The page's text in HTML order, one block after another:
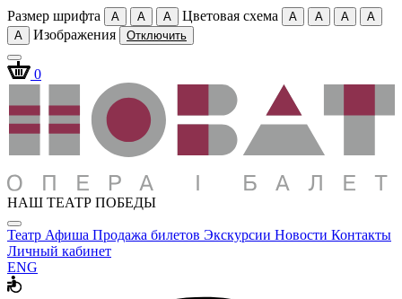
Размер шрифта A A A Цветовая схема A A A
A
A
Изображения Отключить
0
НАШ ТЕАТР ПОБЕДЫ
Театр Афиша Продажа билетов Экскурсии Новости Контакты
Личный кабинет
ENG